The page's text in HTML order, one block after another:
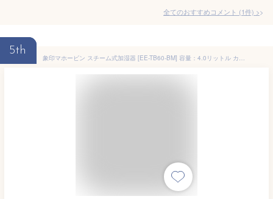
全てのおすすめコメント (1件) >
5th
象印マホービン スチーム式加湿器 [EE-TB60-BM] 容量：4.0リットル カラー：ソフトブラック【送料無料※沖縄・離島配送不可】小型 手入れ 楽 お手入れ簡単 6畳 8畳 10畳 12畳 14畳 16畳 チャイルドロック 転倒自動オフ マグネットプラグ 湿度センサー 空焚き防止 タイマー